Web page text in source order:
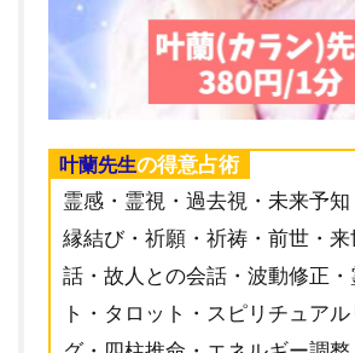
叶蘭先生の得意占術
霊感・霊視・過去視・未来予知
縁結び・祈願・祈祷・前世・
話・故人との会話・波動修正・
ト・タロット・スピリチュア